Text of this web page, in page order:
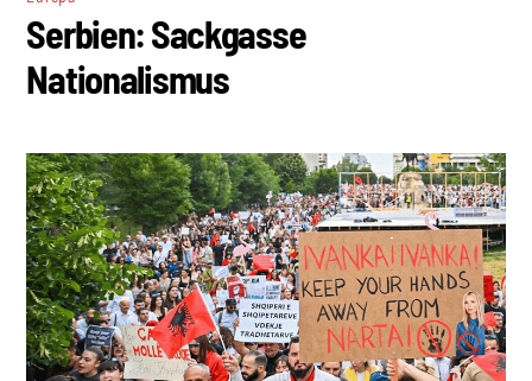
Serbien: Sackgasse
Nationalismus